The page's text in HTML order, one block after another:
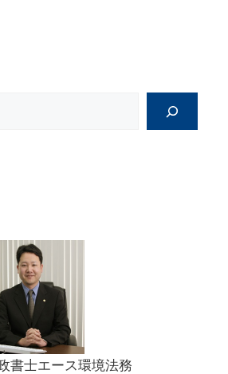
書士エース環境法務